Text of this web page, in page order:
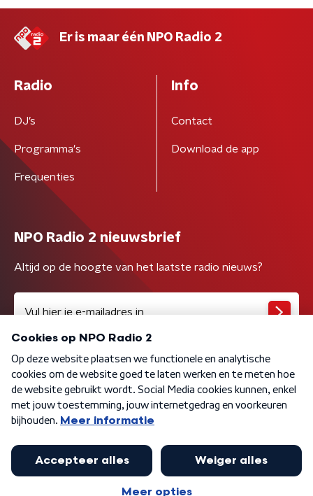
Er is maar één NPO Radio 2
Radio
DJ’s
Programma's
Frequenties
Info
Contact
Download de app
NPO Radio 2 nieuwsbrief
Altijd op de hoogte van het laatste radio nieuws?
Algemene voorwaarden